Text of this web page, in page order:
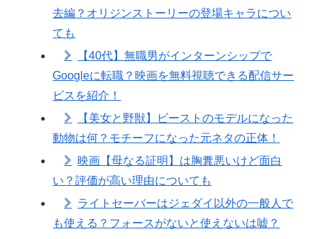
去編？オリジンストーリーの登場キャラについ
ても
【40代】無職男がインターンシップで
Googleに転職？映画を無料視聴できる配信サー
ビスを紹介！
【美女と野獣】ビーストのモデルになった
動物は何？モチーフになった元ネタの正体！
映画【母なる証明】は胸糞悪いけど面白
い？評価が高い理由についても
ライトセーバーはジェダイ以外の一般人で
も使える？フォースがないと使えないは嘘？